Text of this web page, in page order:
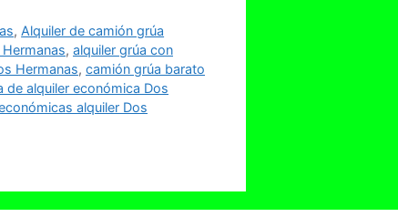
, Alquiler de camión grúa
, alquiler grúa con
Hermanas, camión grúa barato
de alquiler económica Dos
alquiler Dos